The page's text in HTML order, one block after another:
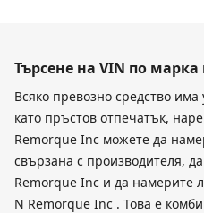
Търсене на VIN по
Всяко превозно средство
като пръстов отпечатък,
Remorque Inc можете да
свързана с производителя,
Remorque Inc и да намерите
N Remorque Inc . Това е